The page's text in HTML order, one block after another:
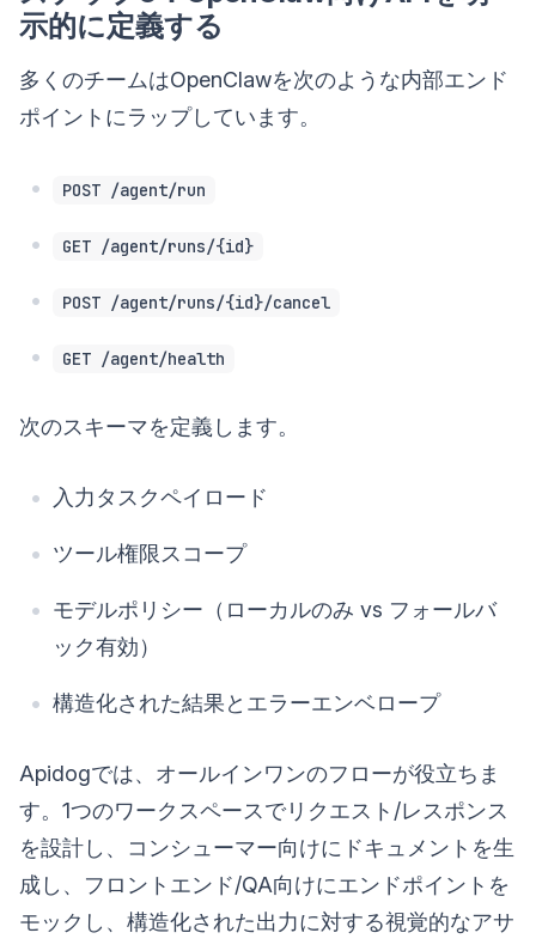
示的に定義する
多くのチームはOpenClawを次のような内部エンド
ポイントにラップしています。
POST /agent/run
GET /agent/runs/{id}
POST /agent/runs/{id}/cancel
GET /agent/health
次のスキーマを定義します。
入力タスクペイロード
ツール権限スコープ
モデルポリシー（ローカルのみ vs フォールバ
ック有効）
構造化された結果とエラーエンベロープ
Apidogでは、オールインワンのフローが役立ちま
す。1つのワークスペースでリクエスト/レスポンス
を設計し、コンシューマー向けにドキュメントを生
成し、フロントエンド/QA向けにエンドポイントを
モックし、構造化された出力に対する視覚的なアサ